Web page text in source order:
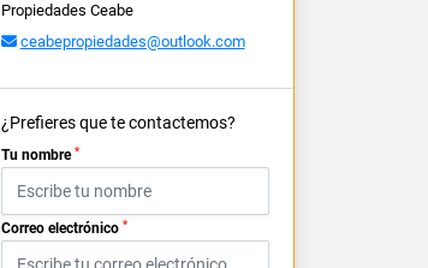
Propiedades Ceabe
ceabepropiedades@outlook.com
¿Prefieres que te contactemos?
Tu nombre *
Correo electrónico *